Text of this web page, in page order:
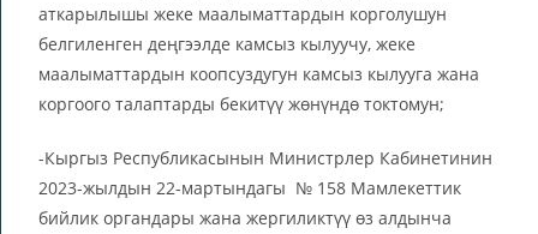
аткарылышы жеке маалыматтардын корголушун
белгиленген деңгээлде камсыз кылуучу, жеке
маалыматтардын коопсуздугун камсыз кылууга жана
коргоого талаптарды бекитүү жөнүндө токтомун;
-Кыргыз Республикасынын Министрлер Кабинетинин
2023-жылдын 22-мартындагы № 158 Мамлекеттик
бийлик органдары жана жергиликтүү өз алдынча